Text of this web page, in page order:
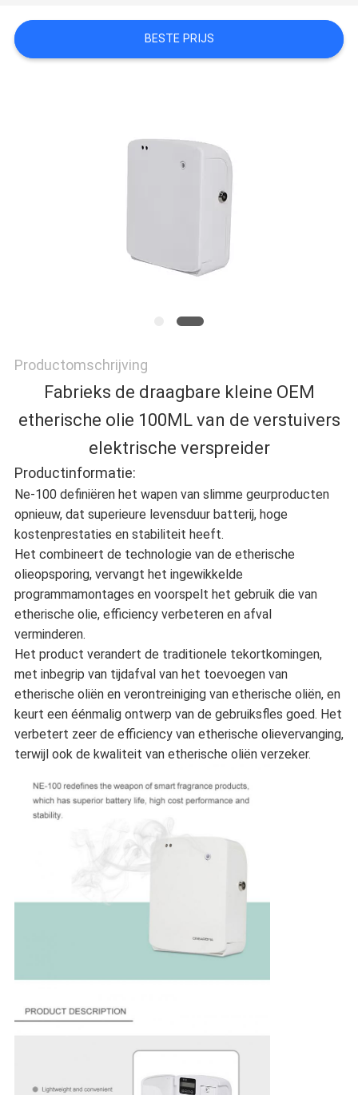
VERZOEK
BESTE PRIJS
Productomschrijving
Fabrieks de draagbare kleine OEM
etherische olie 100ML van de verstuivers
elektrische verspreider
Productinformatie:
Ne-100 definiëren het wapen van slimme geurproducten
opnieuw, dat superieure levensduur batterij, hoge
kostenprestaties en stabiliteit heeft.
Het combineert de technologie van de etherische
olieopsporing, vervangt het ingewikkelde
programmamontages en voorspelt het gebruik die van
etherische olie, efficiency verbeteren en afval
verminderen.
Het product verandert de traditionele tekortkomingen,
met inbegrip van tijdafval van het toevoegen van
etherische oliën en verontreiniging van etherische oliën, en
keurt een éénmalig ontwerp van de gebruiksfles goed. Het
verbetert zeer de efficiency van etherische olievervanging,
terwijl ook de kwaliteit van etherische oliën verzeker.